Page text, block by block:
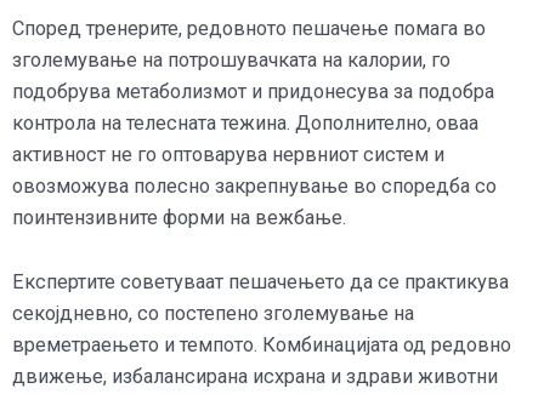
Според тренерите, редовното пешачење помага во
зголемување на потрошувачката на калории, го
подобрува метаболизмот и придонесува за подобра
контрола на телесната тежина. Дополнително, оваа
активност не го оптоварува нервниот систем и
овозможува полесно закрепнување во споредба со
поинтензивните форми на вежбање.
Експертите советуваат пешачењето да се практикува
секојдневно, со постепено зголемување на
времетраењето и темпото. Комбинацијата од редовно
движење, избалансирана исхрана и здрави животни